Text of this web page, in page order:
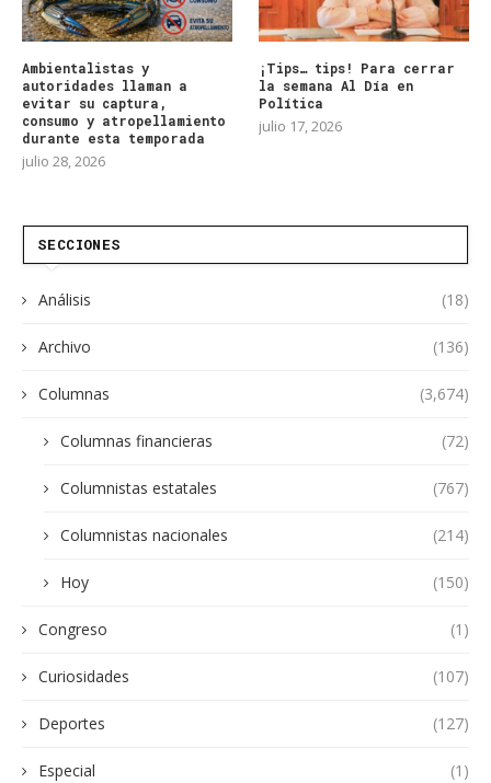
Ambientalistas y
autoridades llaman a
evitar su captura,
consumo y atropellamiento
durante esta temporada
julio 28, 2026
¡Tips… tips! Para cerrar
la semana Al Día en
Política
julio 17, 2026
SECCIONES
Análisis (18)
Archivo (136)
Columnas (3,674)
Columnas financieras (72)
Columnistas estatales (767)
Columnistas nacionales (214)
Hoy (150)
Congreso (1)
Curiosidades (107)
Deportes (127)
Especial (1)